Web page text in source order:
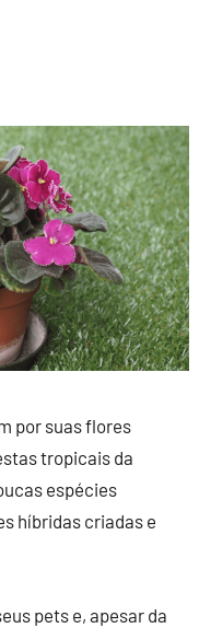
por suas flores
tropicais da
espécies
híbridas criadas e
pets e, apesar da